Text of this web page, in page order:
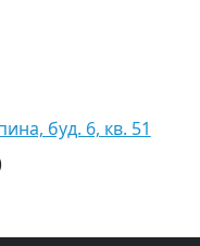
буд. 6, кв. 51